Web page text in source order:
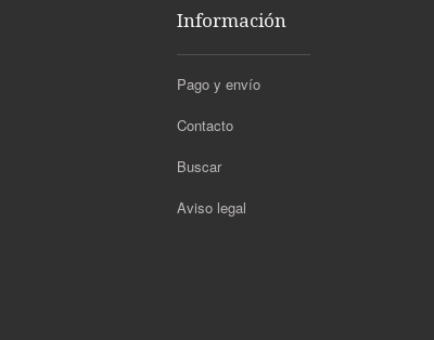
Información
Pago y envío
Contacto
Buscar
Aviso legal